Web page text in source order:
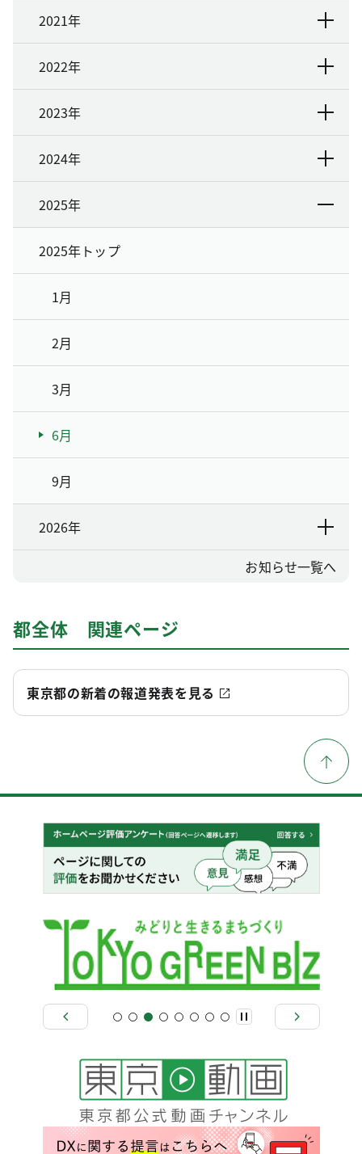
2021年
2022年
2023年
2024年
2025年
2025年トップ
1月
2月
3月
6月
9月
2026年
お知らせ一覧へ
都全体 関連ページ
東京都の新着の報道発表を見る